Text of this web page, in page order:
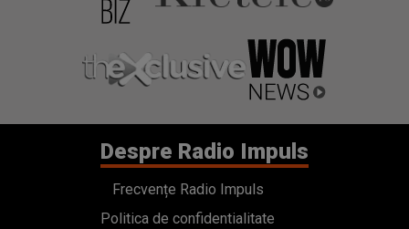
Despre Radio Impuls
Frecvențe Radio Impuls
Politica de confidentialitate